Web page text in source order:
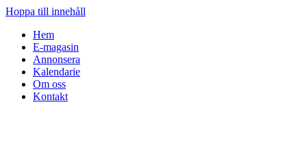
Hoppa till innehåll
Hem
E-magasin
Annonsera
Kalendarie
Om oss
Kontakt